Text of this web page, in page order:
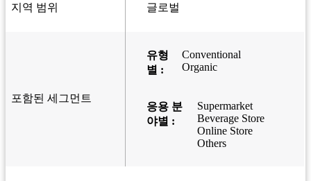
지역 범위 글로벌
포함된 세그먼트
유형
별 :
Conventional
Organic
응용 분
야별 :
Supermarket
Beverage Store
Online Store
Others